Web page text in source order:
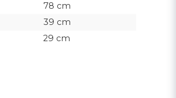
78 cm
39 cm
29 cm